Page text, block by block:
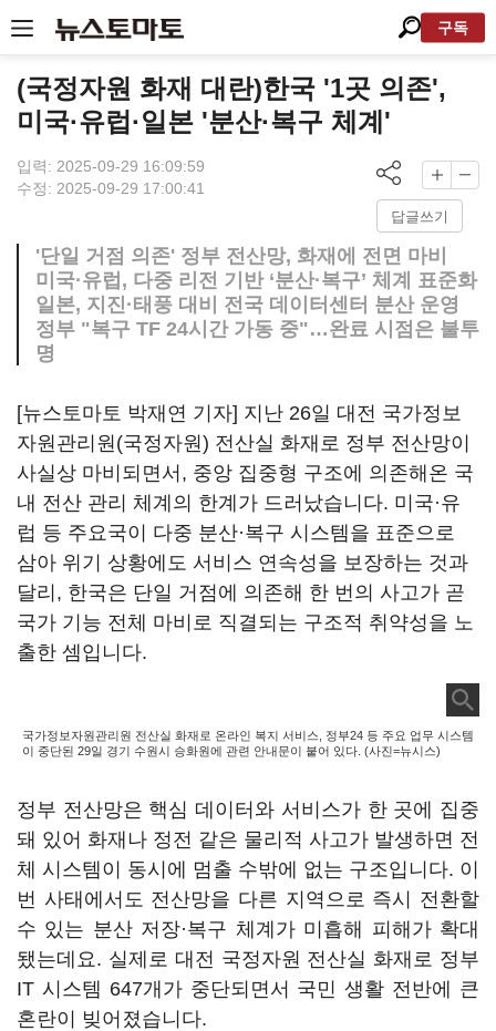
구독
(국정자원 화재 대란)한국 '1곳 의존',
미국·유럽·일본 '분산·복구 체계'
입력: 2025-09-29 16:09:59
수정: 2025-09-29 17:00:41
답글쓰기
'단일 거점 의존' 정부 전산망, 화재에 전면 마비
미국·유럽, 다중 리전 기반 ‘분산·복구’ 체계 표준화
일본, 지진·태풍 대비 전국 데이터센터 분산 운영
정부 "복구 TF 24시간 가동 중"…완료 시점은 불투
명
[뉴스토마토 박재연 기자] 지난 26일 대전 국가정보
자원관리원(국정자원) 전산실 화재로 정부 전산망이
사실상 마비되면서, 중앙 집중형 구조에 의존해온 국
내 전산 관리 체계의 한계가 드러났습니다. 미국·유
럽 등 주요국이 다중 분산·복구 시스템을 표준으로
삼아 위기 상황에도 서비스 연속성을 보장하는 것과
달리, 한국은 단일 거점에 의존해 한 번의 사고가 곧
국가 기능 전체 마비로 직결되는 구조적 취약성을 노
출한 셈입니다.
국가정보자원관리원 전산실 화재로 온라인 복지 서비스, 정부24 등 주요 업무 시스템
이 중단된 29일 경기 수원시 승화원에 관련 안내문이 붙어 있다. (사진=뉴시스)
정부 전산망은 핵심 데이터와 서비스가 한 곳에 집중
돼 있어 화재나 정전 같은 물리적 사고가 발생하면 전
체 시스템이 동시에 멈출 수밖에 없는 구조입니다. 이
번 사태에서도 전산망을 다른 지역으로 즉시 전환할
수 있는 분산 저장·복구 체계가 미흡해 피해가 확대
됐는데요. 실제로 대전 국정자원 전산실 화재로 정부
IT 시스템 647개가 중단되면서 국민 생활 전반에 큰
혼란이 빚어졌습니다.